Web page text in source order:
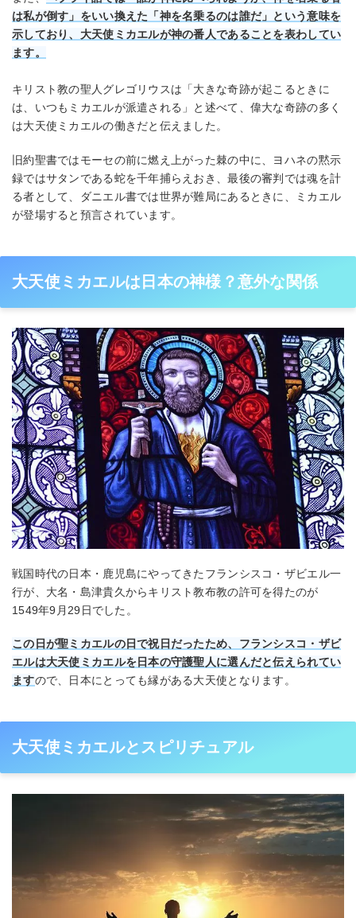
は私が倒す」をいい換えた「神を名乗るのは誰だ」という意味を
示しており、大天使ミカエルが神の番人であることを表わしてい
ます。
キリスト教の聖人グレゴリウスは「大きな奇跡が起こるときに
は、いつもミカエルが派遣される」と述べて、偉大な奇跡の多く
は大天使ミカエルの働きだと伝えました。
旧約聖書ではモーセの前に燃え上がった棘の中に、ヨハネの黙示
録ではサタンである蛇を千年捕らえおき、最後の審判では魂を計
る者として、ダニエル書では世界が難局にあるときに、ミカエル
が登場すると預言されています。
大天使ミカエルは日本の神様？意外な関係
戦国時代の日本・鹿児島にやってきたフランシスコ・ザビエル一
行が、大名・島津貴久からキリスト教布教の許可を得たのが
1549年9月29日でした。
この日が聖ミカエルの日で祝日だったため、フランシスコ・ザビ
エルは大天使ミカエルを日本の守護聖人に選んだと伝えられてい
ますので、日本にとっても縁がある大天使となります。
大天使ミカエルとスピリチュアル